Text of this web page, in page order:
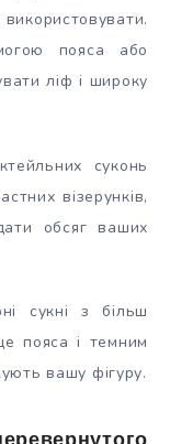
пояса або
ліф і широку
суконь
візерунків,
обсяг ваших
сукні з більш
пояса і темним
вашу фігуру.